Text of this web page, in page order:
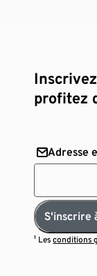
profitez
Adresse
S'inscrire
¹ Lesconditions